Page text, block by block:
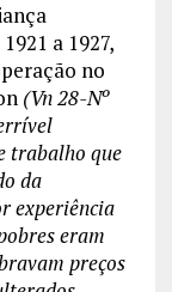
a 1927,
no
(Vn 28-Nº
trabalho que
da
experiência
eram
preços